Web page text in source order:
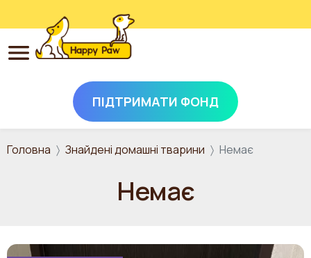
Перейти до основного вмісту
ПІДТРИМАТИ ФОНД
Головна Знайдені домашні тварини Немає
Немає